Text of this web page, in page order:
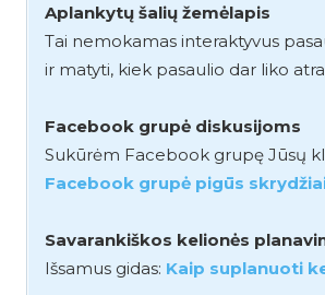
Aplankytų šalių žemėlapis
Tai nemokamas interaktyvus
ir matyti, kiek pasaulio dar liko
Facebook grupė diskusijoms
Sukūrėm Facebook grupę Jūsų
Facebook grupė pigūs
Savarankiškos kelionės
Išsamus gidas: Kaip suplanuoti